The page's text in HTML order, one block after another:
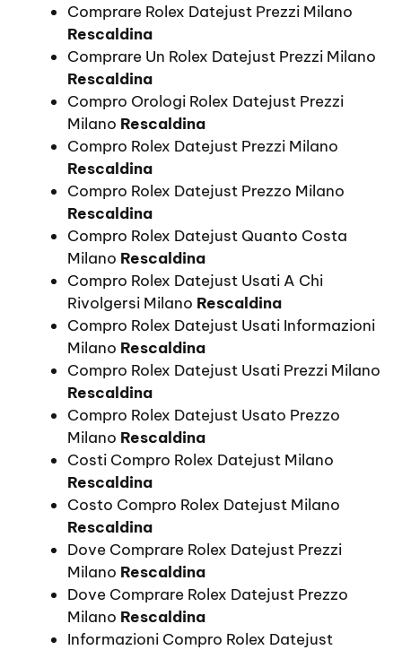
Comprare Rolex Datejust Prezzi Milano
Rescaldina
Comprare Un Rolex Datejust Prezzi Milano
Rescaldina
Compro Orologi Rolex Datejust Prezzi
Milano Rescaldina
Compro Rolex Datejust Prezzi Milano
Rescaldina
Compro Rolex Datejust Prezzo Milano
Rescaldina
Compro Rolex Datejust Quanto Costa
Milano Rescaldina
Compro Rolex Datejust Usati A Chi
Rivolgersi Milano Rescaldina
Compro Rolex Datejust Usati Informazioni
Milano Rescaldina
Compro Rolex Datejust Usati Prezzi Milano
Rescaldina
Compro Rolex Datejust Usato Prezzo
Milano Rescaldina
Costi Compro Rolex Datejust Milano
Rescaldina
Costo Compro Rolex Datejust Milano
Rescaldina
Dove Comprare Rolex Datejust Prezzi
Milano Rescaldina
Dove Comprare Rolex Datejust Prezzo
Milano Rescaldina
Informazioni Compro Rolex Datejust